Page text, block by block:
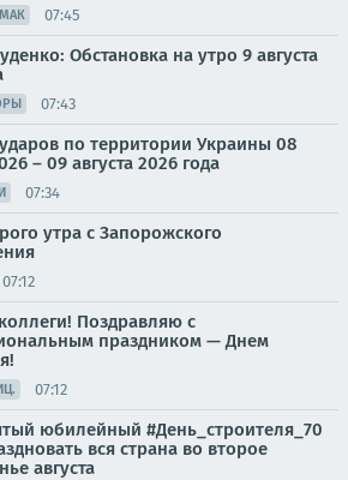
07:45
Обстановка на утро 9 августа
07:43
по территории Украины 08
– 09 августа 2026 года
07:34
утра с Запорожского
07:12
Поздравляю с
праздником — Днем
07:12
юбилейный #День_строителя_70
вся страна во второе
августа